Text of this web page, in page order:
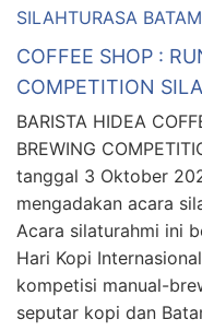
COFFEE SHOP :
COMPETITION
BARISTA HIDEA
BREWING
tanggal 3 Oktober
mengadakan acara
Acara silaturahmi ini
Hari Kopi
kompetisi manual-
seputar kopi dan